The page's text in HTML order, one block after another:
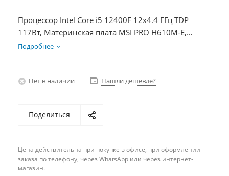
Процессор Intel Core i5 12400F 12x4.4 ГГц TDP
117Вт, Материнская плата MSI PRO H610M-E,
Видеокарта RTX 4080 16Гб, Память DDR4 32Gb,
Подробнее
Нет в наличии Нашли дешевле?
Поделиться
Цена действительна при покупке в офисе, при оформлении
заказа по телефону, через WhatsApp или через интернет-
магазин.